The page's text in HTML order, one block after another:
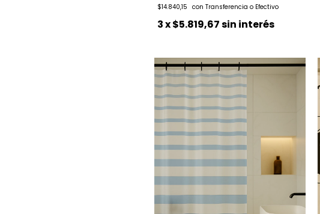
$14.840,15
3x$5.819,67sin interés